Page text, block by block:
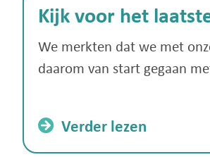
Kijk voor het
We merkten dat we met
daarom van start gegaan
Verder lezen